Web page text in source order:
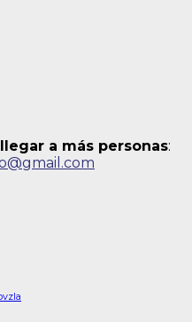
a más personas: